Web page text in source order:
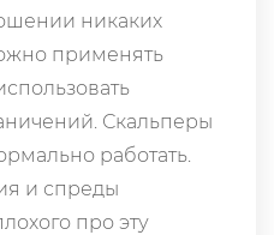
никаких
применять
Скальперы
работать.
и спреды
про эту